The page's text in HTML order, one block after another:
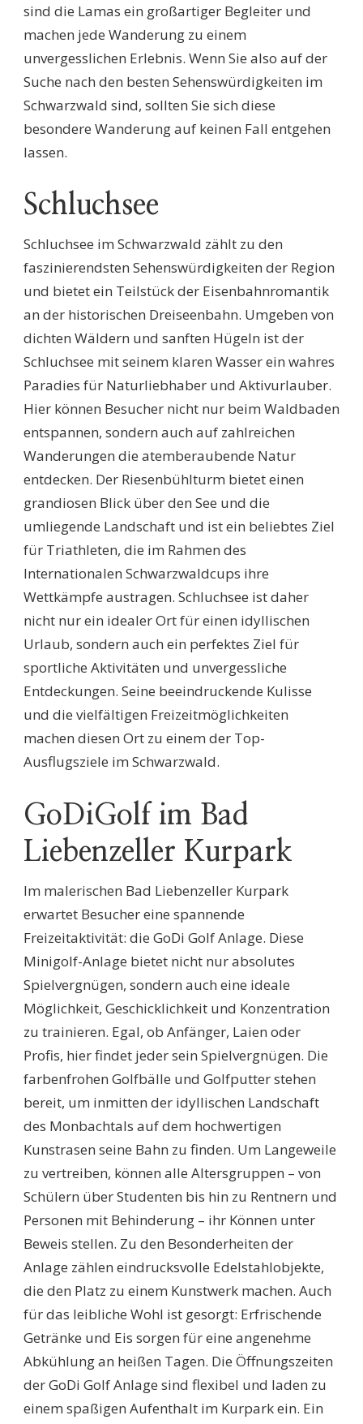
sind die Lamas ein großartiger Begleiter und
machen jede Wanderung zu einem
unvergesslichen Erlebnis. Wenn Sie also auf der
Suche nach den besten Sehenswürdigkeiten im
Schwarzwald sind, sollten Sie sich diese
besondere Wanderung auf keinen Fall entgehen
lassen.
Schluchsee
Schluchsee im Schwarzwald zählt zu den
faszinierendsten Sehenswürdigkeiten der Region
und bietet ein Teilstück der Eisenbahnromantik
an der historischen Dreiseenbahn. Umgeben von
dichten Wäldern und sanften Hügeln ist der
Schluchsee mit seinem klaren Wasser ein wahres
Paradies für Naturliebhaber und Aktivurlauber.
Hier können Besucher nicht nur beim Waldbaden
entspannen, sondern auch auf zahlreichen
Wanderungen die atemberaubende Natur
entdecken. Der Riesenbühlturm bietet einen
grandiosen Blick über den See und die
umliegende Landschaft und ist ein beliebtes Ziel
für Triathleten, die im Rahmen des
Internationalen Schwarzwaldcups ihre
Wettkämpfe austragen. Schluchsee ist daher
nicht nur ein idealer Ort für einen idyllischen
Urlaub, sondern auch ein perfektes Ziel für
sportliche Aktivitäten und unvergessliche
Entdeckungen. Seine beeindruckende Kulisse
und die vielfältigen Freizeitmöglichkeiten
machen diesen Ort zu einem der Top-
Ausflugsziele im Schwarzwald.
GoDiGolf im Bad
Liebenzeller Kurpark
Im malerischen Bad Liebenzeller Kurpark
erwartet Besucher eine spannende
Freizeitaktivität: die GoDi Golf Anlage. Diese
Minigolf-Anlage bietet nicht nur absolutes
Spielvergnügen, sondern auch eine ideale
Möglichkeit, Geschicklichkeit und Konzentration
zu trainieren. Egal, ob Anfänger, Laien oder
Profis, hier findet jeder sein Spielvergnügen. Die
farbenfrohen Golfbälle und Golfputter stehen
bereit, um inmitten der idyllischen Landschaft
des Monbachtals auf dem hochwertigen
Kunstrasen seine Bahn zu finden. Um Langeweile
zu vertreiben, können alle Altersgruppen – von
Schülern über Studenten bis hin zu Rentnern und
Personen mit Behinderung – ihr Können unter
Beweis stellen. Zu den Besonderheiten der
Anlage zählen eindrucksvolle Edelstahlobjekte,
die den Platz zu einem Kunstwerk machen. Auch
für das leibliche Wohl ist gesorgt: Erfrischende
Getränke und Eis sorgen für eine angenehme
Abkühlung an heißen Tagen. Die Öffnungszeiten
der GoDi Golf Anlage sind flexibel und laden zu
einem spaßigen Aufenthalt im Kurpark ein. Ein